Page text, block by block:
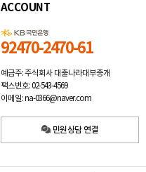
ACCOUNT
92470-2470-61
예금주: 주식회사 대출나라대부중개
팩스번호: 02-543-4569
이메일: na-0366@naver.com
민원상담 연결